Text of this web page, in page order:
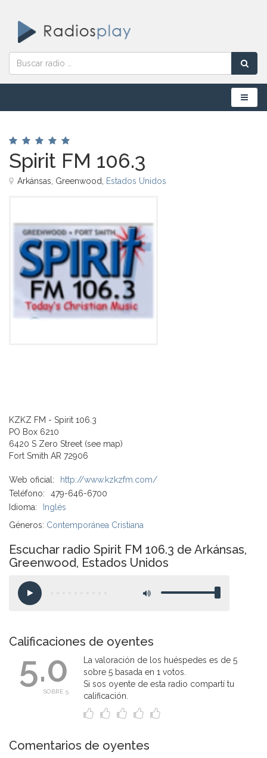
Menú
Spirit FM 106.3
Arkánsas, Greenwood, Estados Unidos
KZKZ FM - Spirit 106.3
PO Box 6210
6420 S Zero Street (see map)
Fort Smith AR 72906
Web oficial:
http://www.kzkzfm.com/
Teléfono:
479-646-6700
Idioma:
Inglés
Géneros: Contemporánea Cristiana
Escuchar radio Spirit FM 106.3 de Arkánsas,
Greenwood, Estados Unidos
Calificaciones de oyentes
5.0
SOBRE 5
La valoración de los huéspedes es de 5
sobre 5 basada en 1 votos.
Si sos oyente de esta radio compartí tu
calificación.
Comentarios de oyentes